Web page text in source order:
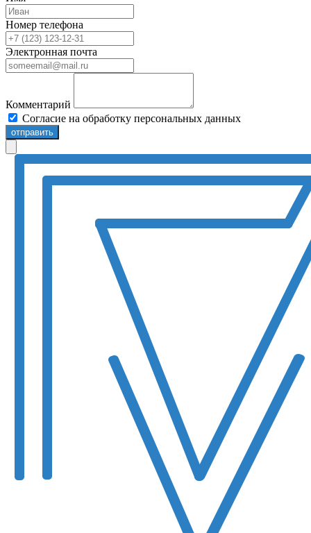
Номер телефона
Электронная почта
Комментарий
Согласие на обработку персональных данных
отправить